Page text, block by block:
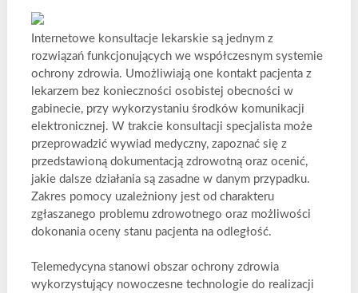
Internetowe konsultacje lekarskie są jednym z
rozwiązań funkcjonujących we współczesnym systemie
ochrony zdrowia. Umożliwiają one kontakt pacjenta z
lekarzem bez konieczności osobistej obecności w
gabinecie, przy wykorzystaniu środków komunikacji
elektronicznej. W trakcie konsultacji specjalista może
przeprowadzić wywiad medyczny, zapoznać się z
przedstawioną dokumentacją zdrowotną oraz ocenić,
jakie dalsze działania są zasadne w danym przypadku.
Zakres pomocy uzależniony jest od charakteru
zgłaszanego problemu zdrowotnego oraz możliwości
dokonania oceny stanu pacjenta na odległość.
Telemedycyna stanowi obszar ochrony zdrowia
wykorzystujący nowoczesne technologie do realizacji